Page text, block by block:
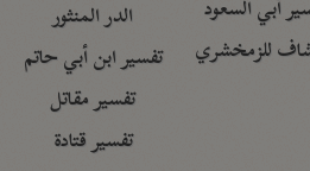
أبي السعود
للزمخشري
الدر المنثور
تفسير ابن أبي حاتم
تفسير مقاتل
تفسير قتادة